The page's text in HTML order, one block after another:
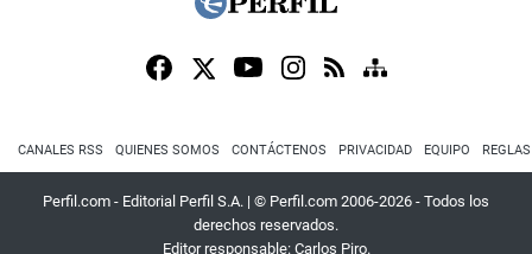
CANALES RSS QUIENES SOMOS CONTÁCTENOS PRIVACIDAD EQUIPO
Perfil.com - Editorial Perfil S.A. | © Perfil.com 2006-2026 - Todos los
derechos reservados.
Editor responsable: Carlos Piro.